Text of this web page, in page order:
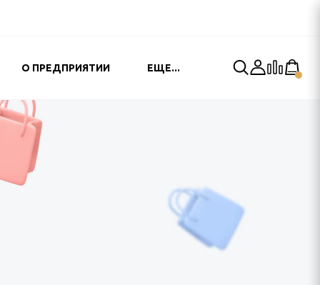
О ПРЕДПРИЯТИИ ЕЩЕ...